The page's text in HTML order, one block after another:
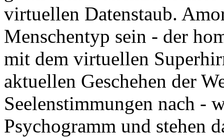
virtuellen Datenstaub.
Menschentyp sein - der
mit dem virtuellen
aktuellen Geschehen der
Seelenstimmungen nach -
Psychogramm und stehen